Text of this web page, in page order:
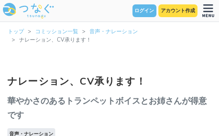
ログイン アカウント作成
トップ コミッション一覧
音声・ナレーション
ナレーション、CV承ります！
ナレーション、CV承ります！
華やかさのあるトランペットボイスとお姉さんが得意
です
音声・ナレーション